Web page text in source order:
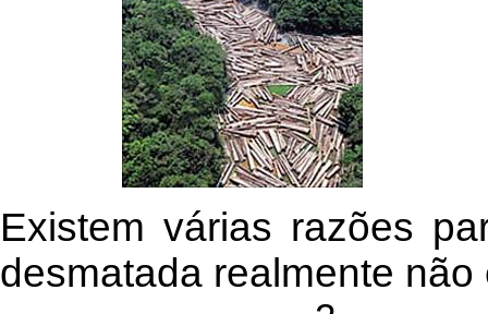
Existem várias razões
desmatada realmente